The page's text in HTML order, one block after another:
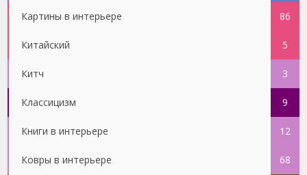
Картины в интерьере 86
Китайский 5
Китч 3
Классицизм 9
Книги в интерьере 12
Ковры в интерьере 68